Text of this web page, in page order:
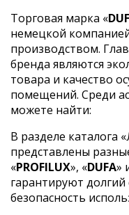
Торговая марка «
немецкой
производством.
бренда являются
товара и качество
помещений. Среди
можете найти:
В разделе каталога
представлены
«PROFILUX», «DUFA»
гарантируют
безопасность